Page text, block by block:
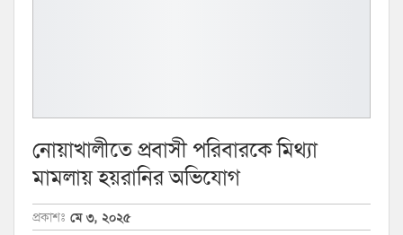
নোয়াখালীতে প্রবাসী পরিবারকে মিথ্যা
মামলায় হয়রানির অভিযোগ
প্রকাশঃ মে ৩, ২০২৫